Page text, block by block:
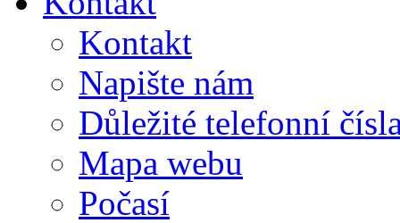
Kontakt
Napište nám
Důležité telefonní
Mapa webu
Počasí